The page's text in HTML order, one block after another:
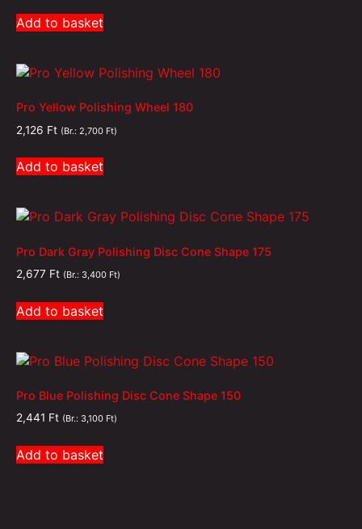
Add to basket
Pro Yellow Polishing Wheel 180
2,126 Ft (Br.: 2,700 Ft)
Add to basket
Pro Dark Gray Polishing Disc Cone Shape 175
2,677 Ft (Br.: 3,400 Ft)
Add to basket
Pro Blue Polishing Disc Cone Shape 150
2,441 Ft (Br.: 3,100 Ft)
Add to basket